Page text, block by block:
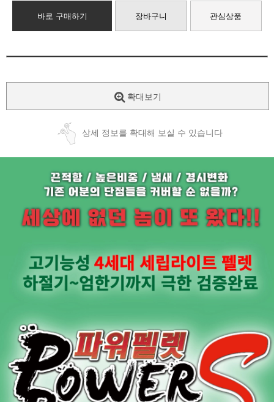
바로 구매하기 장바구니 관심상품
확대보기
상세 정보를 확대해 보실 수 있습니다